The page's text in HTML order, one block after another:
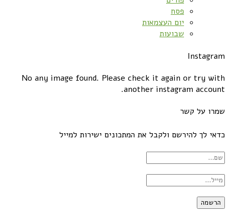
פסח
יום העצמאות
שבועות
Instagram
No any image found. Please check it again or try with
another instagram account.
שמרו על קשר
כדאי לך להירשם ולקבל את המתכונים ישירות למייל